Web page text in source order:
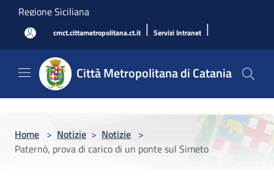
Salta al contenuto principale
Regione Siciliana
cmct.cittametropolitana.ct.it | Servizi Intranet |
Città Metropolitana di Catania
Home > Notizie > Notizie >
Paternò, prova di carico di un ponte sul Simeto